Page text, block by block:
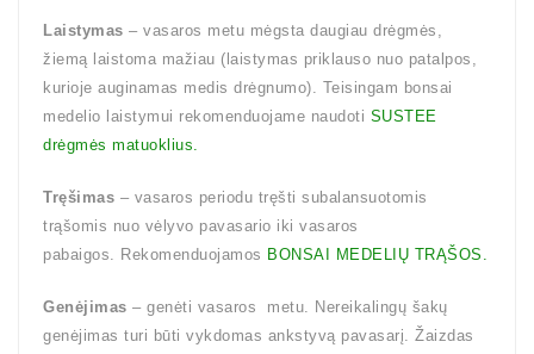
Laistymas – vasaros metu mėgsta daugiau drėgmės,
žiemą laistoma mažiau (laistymas priklauso nuo patalpos,
kurioje auginamas medis drėgnumo). Teisingam bonsai
medelio laistymui rekomenduojame naudoti SUSTEE
drėgmės matuoklius.
Tręšimas – vasaros periodu tręšti subalansuotomis
trąšomis nuo vėlyvo pavasario iki vasaros
pabaigos. Rekomenduojamos BONSAI MEDELIŲ TRĄŠOS.
Genėjimas – genėti vasaros metu. Nereikalingų šakų
genėjimas turi būti vykdomas ankstyvą pavasarį. Žaizdas